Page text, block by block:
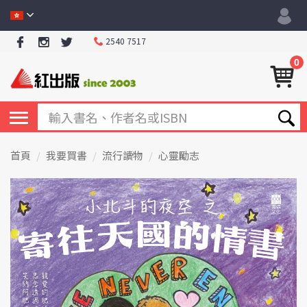
2540 7517
0
首頁 我要買書 流行讀物 心靈勵志